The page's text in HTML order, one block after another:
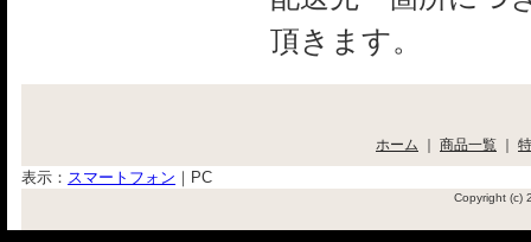
頂きます。
ホーム ｜ 商品一覧 ｜
表示： スマートフォン ｜ PC
Copyright (c)